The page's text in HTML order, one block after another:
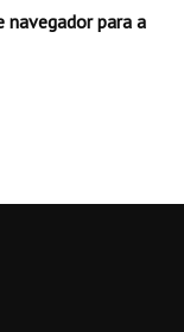
navegador para a